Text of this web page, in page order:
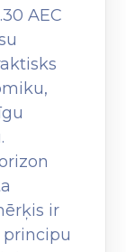
AEC
ir